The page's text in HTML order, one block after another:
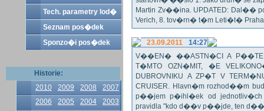
Tech. parametry lod�
Seznam pos�dek
Sponzo�i pos�dek
Historie:
2010
2009 2008
2007
2006
2005 2004
2003
Martin Zv��ina. UPDATED: Dal��
Verich, 8. tov�rn� t�m Leti�t� Praha
23.09.2011
14:27
V��EN� ��ASTN�CI A
T�MTO OZN�MIT, �E
DUBROVNIKU A ZP�T V
CRUISER. Hlavn�m rozhod��m
p��jem p�ihl�ek od
pravidla "kdo d��v p��jde, ten